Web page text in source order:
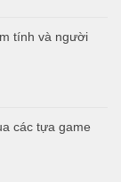
tính và người
các tựa game